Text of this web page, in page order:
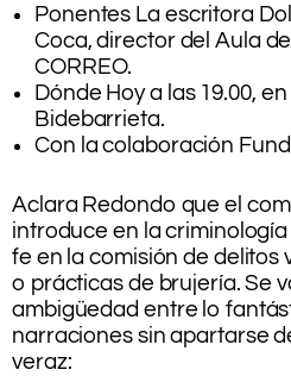
Ponentes La escritora
Coca, director del Aula
CORREO.
Dónde Hoy a las 19.00,
Bidebarrieta.
Con la colaboración
Aclara Redondo que el
introduce en la
fe en la comisión de delitos
o prácticas de brujería. Se
ambigüedad entre lo
narraciones sin apartarse
veraz: